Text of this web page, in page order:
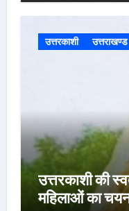
उत्तरकाशी उत्तराखण्ड
उत्तरकाशी की
महिलाओं का